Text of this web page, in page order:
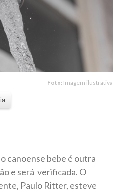
Foto: Imagem ilustrativa
canoense bebe é outra
e será verificada. O
Paulo Ritter, esteve